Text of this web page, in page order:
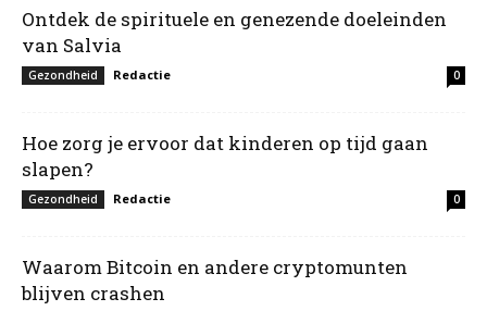
Ontdek de spirituele en genezende doeleinden
van Salvia
Gezondheid Redactie 0
Hoe zorg je ervoor dat kinderen op tijd gaan
slapen?
Gezondheid Redactie 0
Waarom Bitcoin en andere cryptomunten
blijven crashen